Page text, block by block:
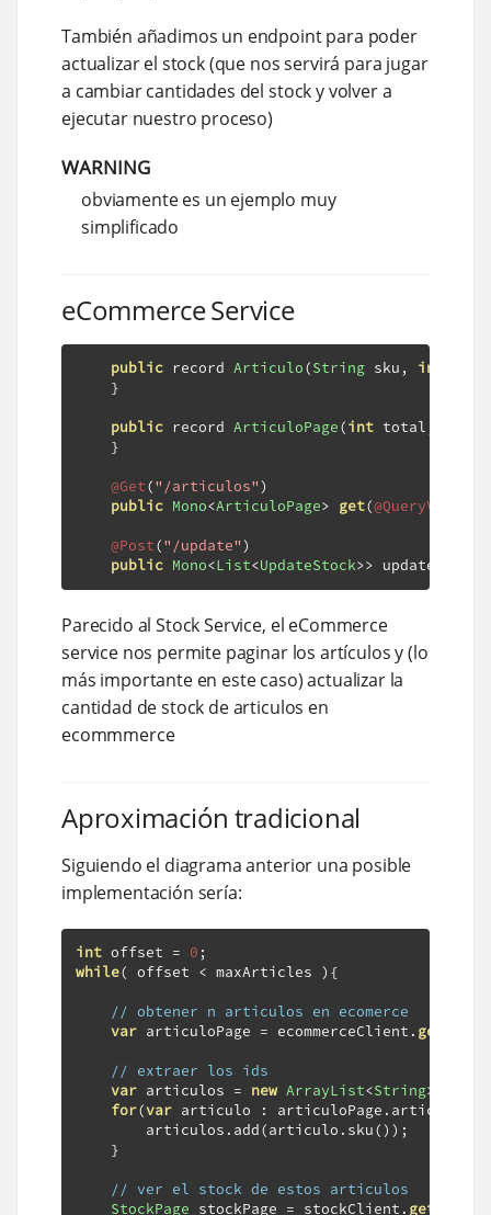
También añadimos un endpoint para poder
actualizar el stock (que nos servirá para jugar
a cambiar cantidades del stock y volver a
ejecutar nuestro proceso)
WARNING
obviamente es un ejemplo muy
simplificado
eCommerce Service
public record Articulo(String sku , int
}
public record ArticuloPage(int total
}
@Get("/articulos")
public Mono<ArticuloPage> get(@QueryValue
@Post("/update")
public Mono<List<UpdateStock>> update
Parecido al Stock Service, el eCommerce
service nos permite paginar los artículos y (lo
más importante en este caso) actualizar la
cantidad de stock de articulos en
ecommmerce
Aproximación tradicional
Siguiendo el diagrama anterior una posible
implementación sería:
int offset = 0 ;
while( offset < maxArticles ){
// obtener n articulos en ecomerce
var articuloPage = ecommerceClient . get
// extraer los ids
var articulos = new ArrayList<String>();
for(var articulo : articuloPage . articulos
        articulos
. add(articulo . sku());
}
// ver el stock de estos articulos
StockPage stockPage = stockClient . get